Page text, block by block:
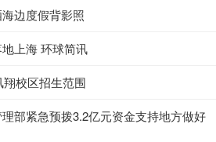
边度假背影照
上海 环球简讯
校区招生范围
部紧急预拨3.2亿元资金支持地方做好